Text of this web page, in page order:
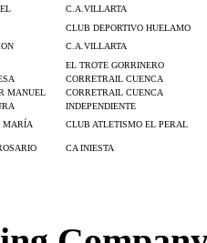
C.A.VILLARTA
CLUB DEPORTIVO HUELAMO
C.A.VILLARTA
EL TROTE GORRINERO
CORRETRAIL CUENCA
MANUEL
CORRETRAIL CUENCA
INDEPENDIENTE
MARÍA CLUB ATLETISMO EL PERAL
CA INIESTA